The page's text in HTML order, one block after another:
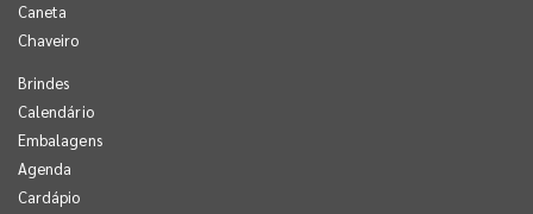
Caneta
Chaveiro
Brindes
Calendário
Embalagens
Agenda
Cardápio